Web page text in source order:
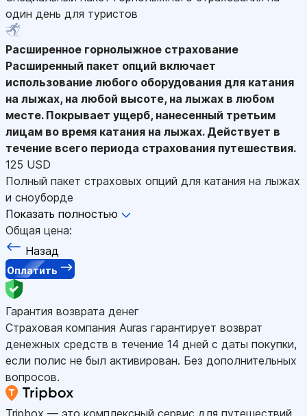
один день для туристов
Расширенное горнолыжное страхование
Расширенный пакет опций включает
использование любого оборудования для катания
на лыжах, на любой высоте, на лыжах в любом
месте. Покрывает ущерб, нанесенный третьим
лицам во время катания на лыжах. Действует в
течение всего периода страхования путешествия.
125 USD
Полный пакет страховых опций для катания на лыжах
и сноуборде
Показать полностью
Общая цена:
Назад
Оплатить
Гарантия возврата денег
Страховая компания Auras гарантирует возврат
денежных средств в течение 14 дней с даты покупки,
если полис не был активирован. Без дополнительных
вопросов.
Tripbox — это комплексный сервис для путешествий.